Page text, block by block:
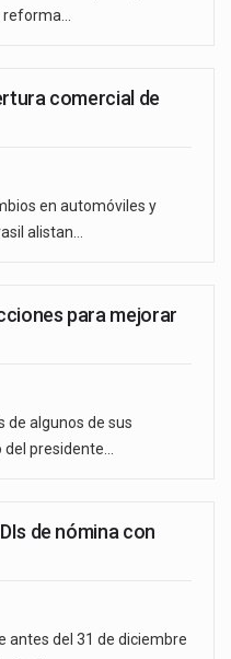
comercial de
en automóviles y
alistan…
para mejorar
de algunos de sus
presidente…
de nómina con
antes del 31 de diciembre